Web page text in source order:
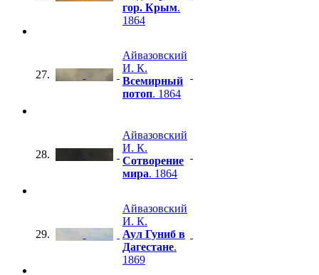
гор. Крым.
1864
27.
Айвазовский
И. К.
Всемирный
потоп. 1864
28.
Айвазовский
И. К.
Сотворение
мира. 1864
29.
Айвазовский
И. К.
Аул Гуниб в
Дагестане.
1869